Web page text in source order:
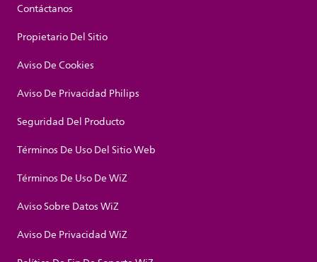
Contáctanos
Propietario Del Sitio
Aviso De Cookies
Aviso De Privacidad Philips
Seguridad Del Producto
Términos De Uso Del Sitio Web
Términos De Uso De WiZ
Aviso Sobre Datos WiZ
Aviso De Privacidad WiZ